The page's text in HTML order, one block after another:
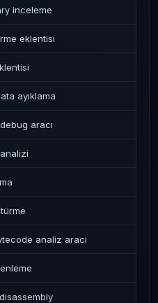
inceleme
eklentisi
ayıklama
aracı
analiz aracı